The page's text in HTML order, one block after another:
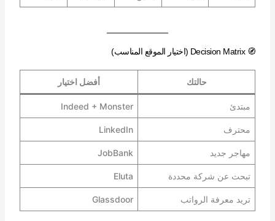
🧭 Decision Matrix (اختيار الموقع المناسب)
حالتك أفضل اختيار
مبتدئ Indeed + Monster
محترف LinkedIn
مهاجر جديد JobBank
تبحث عن شركة محددة Eluta
تريد معرفة الرواتب Glassdoor